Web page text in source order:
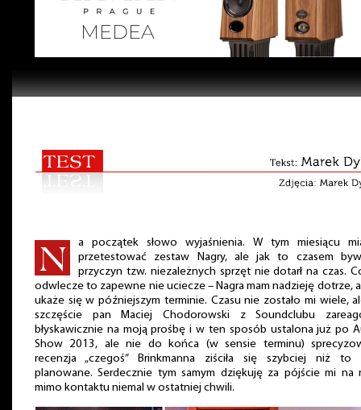
a początek słowo wyjaśnienia. W tym miesiącu
przetestować zestaw Nagry, ale jak to czasem
przyczyn tzw. niezależnych sprzęt nie dotarł na czas.
odwlecze to zapewne nie uciecze – Nagra mam nadzieję dotrze,
ukaże się w późniejszym terminie. Czasu nie zostało mi wiele,
szczęście pan Maciej Chodorowski z Soundclubu
błyskawicznie na moją prośbę i w ten sposób ustalona już po
Show 2013, ale nie do końca (w sensie terminu)
recenzja „czegoś” Brinkmanna ziściła się szybciej niż to
planowane. Serdecznie tym samym dziękuję za pójście mi na
mimo kontaktu niemal w ostatniej chwili.